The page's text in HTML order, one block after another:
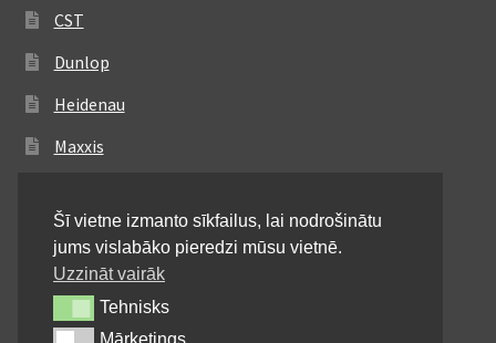
CST
Dunlop
Heidenau
Maxxis
Michelin
Mitas
Pirelli
Šī vietne izmanto sīkfailus, lai nodrošinātu
jums vislabāko pieredzi mūsu vietnē.
Uzzināt vairāk
TehnisksTehnisks
Mārketings